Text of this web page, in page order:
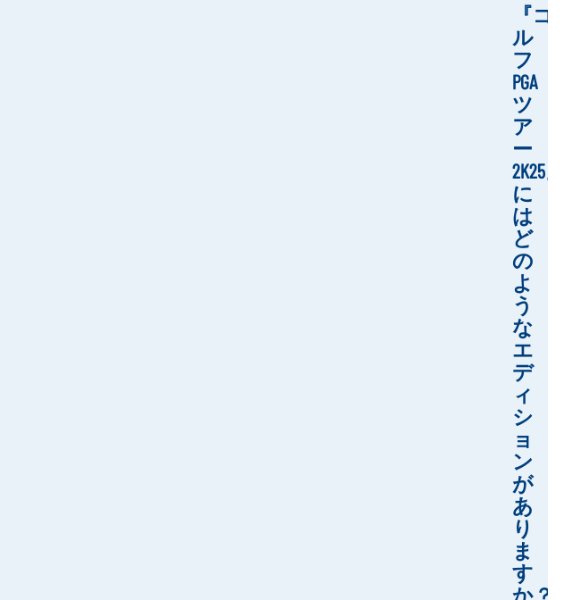
『ゴ
ル
フ
PGA
ツ
ア
ー
2K25』
に
は
ど
の
よ
う
な
エ
デ
ィ
シ
ョ
ン
が
あ
り
ま
す
か？